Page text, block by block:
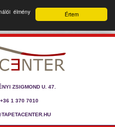
Értem
élmény
ZSIGMOND U. 47.
+36 1 370 7010